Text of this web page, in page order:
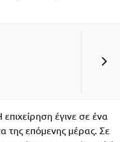
επιχείρηση έγινε σε ένα
της επόμενης μέρας. Σε